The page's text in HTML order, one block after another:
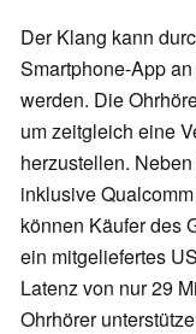
Der Klang kann
Smartphone-App
werden. Die
um zeitgleich eine
herzustellen.
inklusive
können Käufer des
ein mitgeliefertes
Latenz von nur 29
Ohrhörer